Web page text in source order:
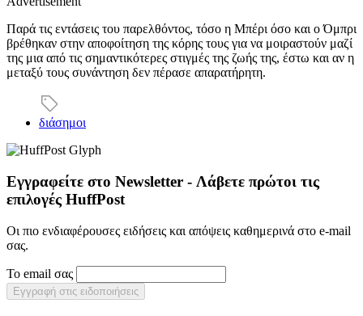
Παρά τις εντάσεις του παρελθόντος, τόσο η Μπέρι όσο και ο Όμπρι
βρέθηκαν στην αποφοίτηση της κόρης τους για να μοιραστούν μαζί
της μια από τις σημαντικότερες στιγμές της ζωής της, έστω και αν η
μεταξύ τους συνάντηση δεν πέρασε απαρατήρητη.
διάσημοι
Εγγραφείτε στο Newsletter - Λάβετε πρώτοι τις
επιλογές HuffPost
Οι πιο ενδιαφέρουσες ειδήσεις και απόψεις καθημερινά στο e-mail
σας.
Το email σας
Εγγραφή στις ειδοποιήσεις